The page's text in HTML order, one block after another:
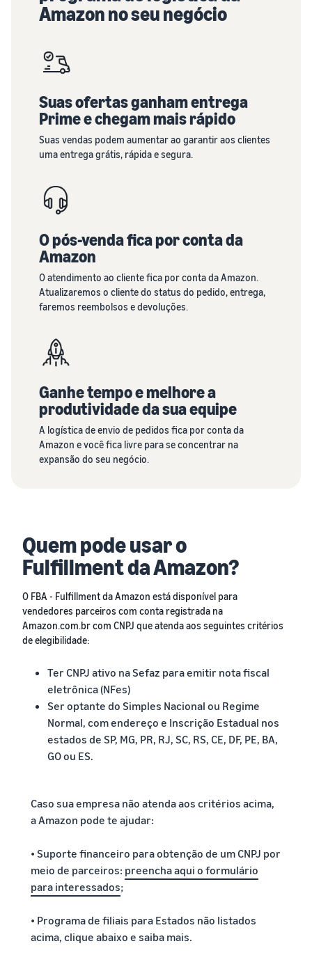
Amazon no seu negócio
Suas ofertas ganham entrega
Prime e chegam mais rápido
Suas vendas podem aumentar ao garantir aos clientes
uma entrega grátis, rápida e segura.
O pós-venda fica por conta da
Amazon
O atendimento ao cliente fica por conta da Amazon.
Atualizaremos o cliente do status do pedido, entrega,
faremos reembolsos e devoluções.
Ganhe tempo e melhore a
produtividade da sua equipe
A logística de envio de pedidos fica por conta da
Amazon e você fica livre para se concentrar na
expansão do seu negócio.
Quem pode usar o
Fulfillment da Amazon?
O FBA - Fulfillment da Amazon está disponível para
vendedores parceiros com conta registrada na
Amazon.com.br com CNPJ que atenda aos seguintes critérios
de elegibilidade:
Ter CNPJ ativo na Sefaz para emitir nota fiscal
eletrônica (NFes)
Ser optante do Simples Nacional ou Regime
Normal, com endereço e Inscrição Estadual nos
estados de SP, MG, PR, RJ, SC, RS, CE, DF, PE, BA,
GO ou ES.
Caso sua empresa não atenda aos critérios acima,
a Amazon pode te ajudar:
• Suporte financeiro para obtenção de um CNPJ por
meio de parceiros: preencha aqui o formulário
para interessados;
• Programa de filiais para Estados não listados
acima, clique abaixo e saiba mais.